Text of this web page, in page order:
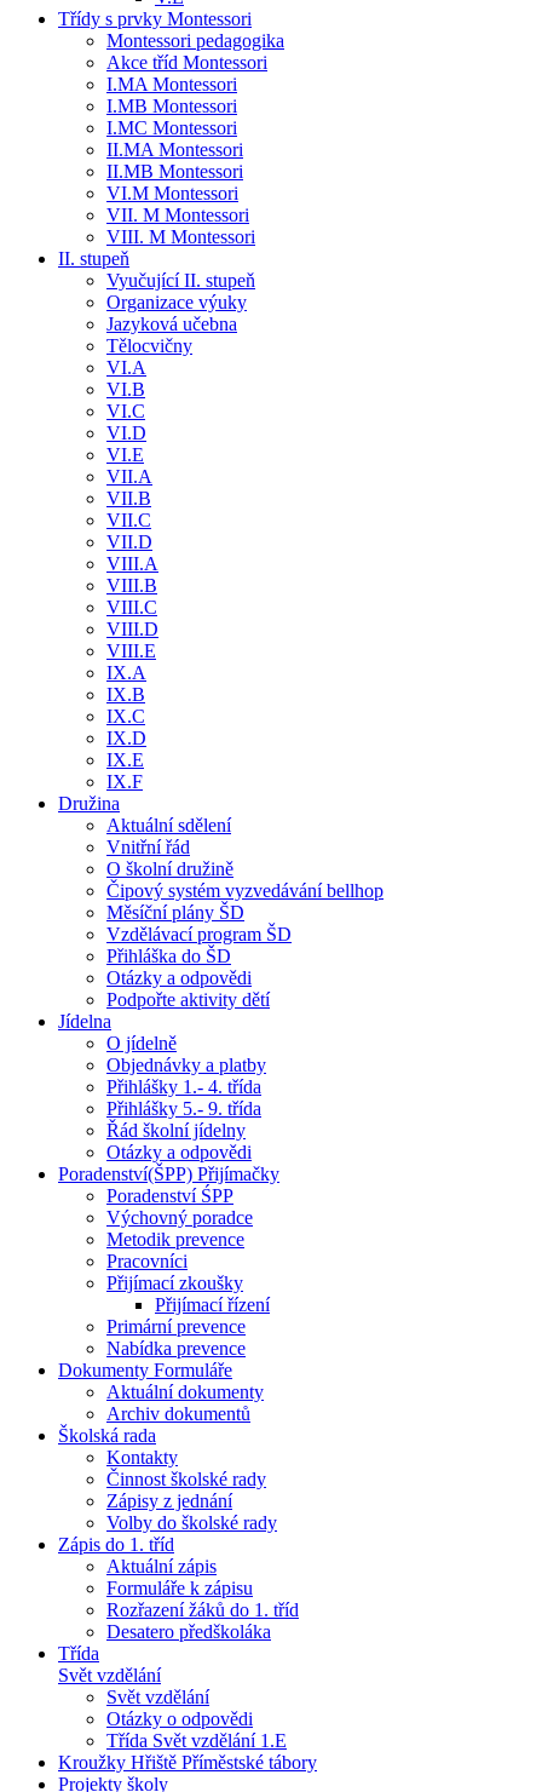
Třídy s prvky Montessori
Montessori pedagogika
Akce tříd Montessori
I.MA Montessori
I.MB Montessori
I.MC Montessori
II.MA Montessori
II.MB Montessori
VI.M Montessori
VII. M Montessori
VIII. M Montessori
II. stupeň
Vyučující II. stupeň
Organizace výuky
Jazyková učebna
Tělocvičny
VI.A
VI.B
VI.C
VI.D
VI.E
VII.A
VII.B
VII.C
VII.D
VIII.A
VIII.B
VIII.C
VIII.D
VIII.E
IX.A
IX.B
IX.C
IX.D
IX.E
IX.F
Družina
Aktuální sdělení
Vnitřní řád
O školní družině
Čipový systém vyzvedávání bellhop
Měsíční plány ŠD
Vzdělávací program ŠD
Přihláška do ŠD
Otázky a odpovědi
Podpořte aktivity dětí
Jídelna
O jídelně
Objednávky a platby
Přihlášky 1.- 4. třída
Přihlášky 5.- 9. třída
Řád školní jídelny
Otázky a odpovědi
Poradenství(ŠPP) Přijímačky
Poradenství ŚPP
Výchovný poradce
Metodik prevence
Pracovníci
Přijímací zkoušky
Přijímací řízení
Primární prevence
Nabídka prevence
Dokumenty Formuláře
Aktuální dokumenty
Archiv dokumentů
Školská rada
Kontakty
Činnost školské rady
Zápisy z jednání
Volby do školské rady
Zápis do 1. tříd
Aktuální zápis
Formuláře k zápisu
Rozřazení žáků do 1. tříd
Desatero předškoláka
Třída
Svět vzdělání
Svět vzdělání
Otázky o odpovědi
Třída Svět vzdělání 1.E
Kroužky Hřiště Příměstské tábory
Projekty školy